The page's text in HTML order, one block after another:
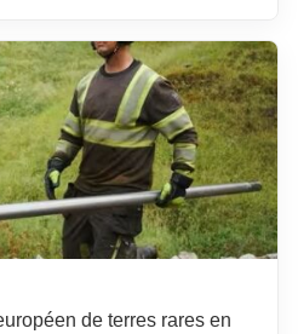
de terres rares en